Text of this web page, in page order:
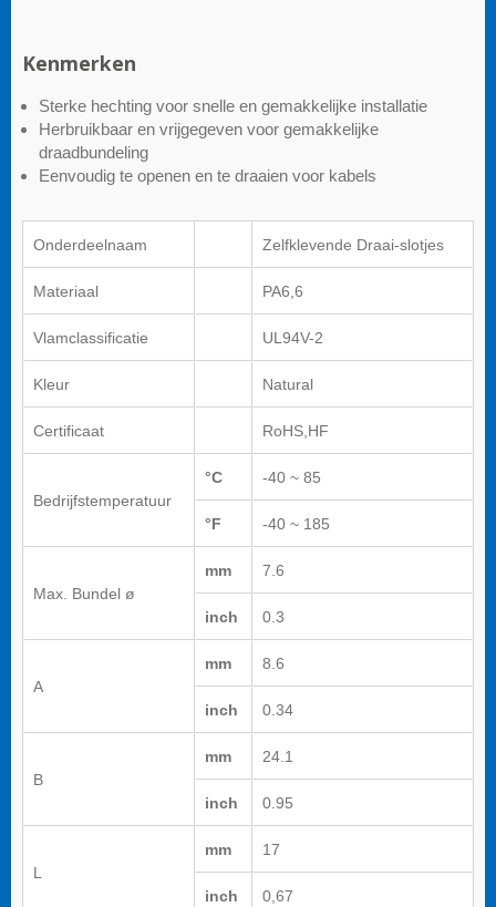
Kenmerken
Sterke hechting voor snelle en gemakkelijke installatie
Herbruikbaar en vrijgegeven voor gemakkelijke
draadbundeling
Eenvoudig te openen en te draaien voor kabels
Onderdeelnaam Zelfklevende Draai-slotjes
Materiaal PA6,6
Vlamclassificatie UL94V-2
Kleur Natural
Certificaat RoHS,HF
Bedrijfstemperatuur
°C -40 ~ 85
°F -40 ~ 185
Max. Bundel ø
mm 7.6
inch 0.3
A
mm 8.6
inch 0.34
B
mm 24.1
inch 0.95
L
mm 17
inch 0,67